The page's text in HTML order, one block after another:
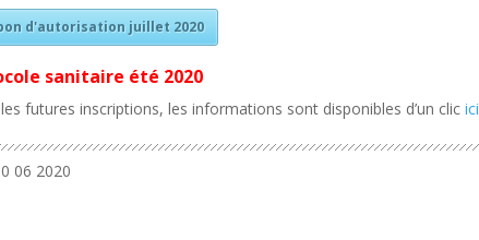
d'autorisation juillet 2020
sanitaire été 2020
futures inscriptions, les informations sont disponibles d’un clicici
06 2020